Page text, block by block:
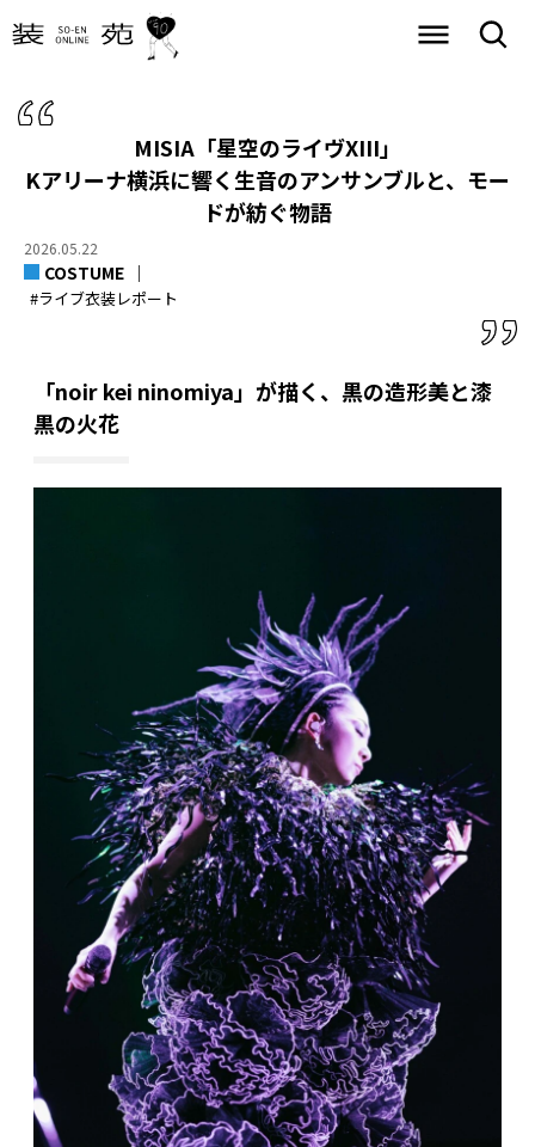
MISIA「星空のライヴXIII」
Kアリーナ横浜に響く生音のアンサンブルと、モー
ドが紡ぐ物語
2026.05.22
COSTUME
#ライブ衣装レポート
「noir kei ninomiya」が描く、黒の造形美と漆
黒の火花